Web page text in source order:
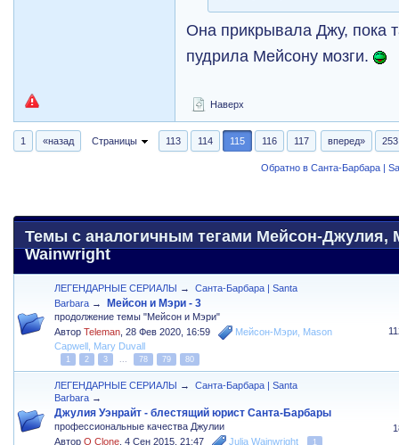
Она прикрывала Джу, пока
пудрила Мейсону мозги.
Наверх
1 «назад Страницы 113 114 115 116 117 вперед» 253
Обратно в Санта-Барбара |
Темы с аналогичным тегами Мейсон-Джулия,
Wainwright
ЛЕГЕНДАРНЫЕ СЕРИАЛЫ →
Санта-Барбара | Santa
Barbara → Мейсон и Мэри - 3
продолжение темы "Мейсон и Мэри"
АвторTeleman ,28 Фев 2020, 16:59 Мейсон-Мэри Mason
Capwell Mary Duvall
1 2 3 ... 78 79 80
ЛЕГЕНДАРНЫЕ СЕРИАЛЫ →
Санта-Барбара | Santa
Barbara →
Джулия Уэнрайт - блестящий юрист Санта-Барбары
профессиональные качества Джулии
АвторO Clone ,4 Сен 2015, 21:47 Julia Wainwright
1